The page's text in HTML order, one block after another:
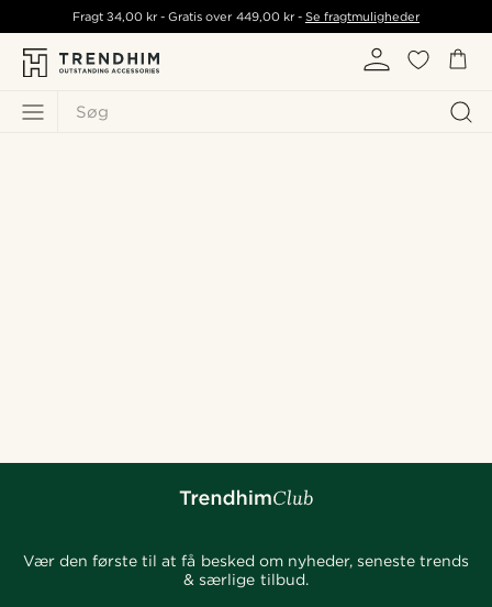
Søg
Fragt34,00 kr - Gratis over 449,00 kr- Se fragtmuligheder
Vær den første til at få besked om nyheder, seneste trends
& særlige tilbud.